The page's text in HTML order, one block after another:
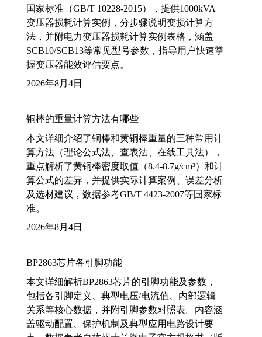
国家标准（GB/T 10228-2015），提供1000kVA
变压器损耗计算实例，分步骤说明变损计算方
法，并附电力变压器损耗计算实例表格，涵盖
SCB10/SCB13等常见型号参数，指导用户快速掌
握变压器能效评估要点。
2026年8月4日
铜棒的重量计算方法有哪些
本文详细介绍了铜棒和黄铜棒重量的三种常用计
算方法（理论公式法、查表法、在线工具法），
重点解析了黄铜棒密度取值（8.4-8.7g/cm³）和计
算公式的差异，并提供实际计算案例、误差分析
及选材建议，数据参考GB/T 4423-2007等国家标
准。
2026年8月4日
BP2863芯片各引脚功能
本文详细解析BP2863芯片的引脚功能及参数，
包括各引脚定义、典型电压/电流值、内部逻辑
关系等核心数据，并附引脚参数对照表。内容涵
盖驱动配置、保护机制及典型应用电路设计要